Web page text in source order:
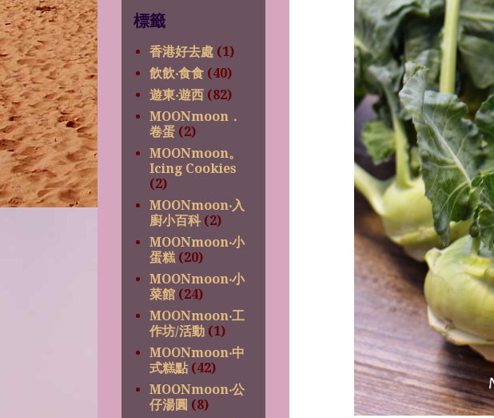
標籤
香港好去處 (1)
飲飲‧食食 (40)
遊東‧遊西 (82)
MOONmoon．
卷蛋 (2)
MOONmoon。
Icing Cookies
(2)
MOONmoon‧入
廚小百科 (2)
MOONmoon‧小
蛋糕 (20)
MOONmoon‧小
菜館 (24)
MOONmoon‧工
作坊/活動 (1)
MOONmoon‧中
式糕點 (42)
MOONmoon‧公
仔湯圓 (8)